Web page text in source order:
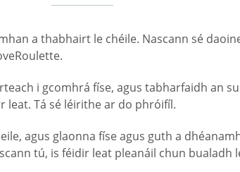
a thabhairt le chéile. Nascann sé
i gcomhrá físe, agus tabharfaidh an
leat. Tá sé léirithe ar do phróifíl.
agus glaonna físe agus guth a
tú, is féidir leat pleanáil chun bualadh